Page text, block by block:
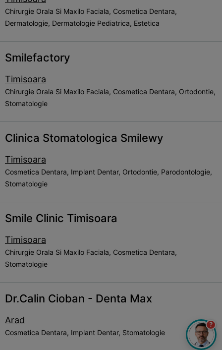
Chirurgie Orala Si Maxilo Faciala, Cosmetica Dentara,
Dermatologie, Dermatologie Pediatrica, Estetica
Smilefactory
Timisoara
Chirurgie Orala Si Maxilo Faciala, Cosmetica Dentara, Ortodontie,
Stomatologie
Clinica Stomatologica Smilewy
Timisoara
Cosmetica Dentara, Implant Dentar, Ortodontie, Parodontologie,
Stomatologie
Smile Clinic Timisoara
Timisoara
Chirurgie Orala Si Maxilo Faciala, Cosmetica Dentara,
Stomatologie
Dr.Calin Cioban - Denta Max
Arad
Cosmetica Dentara, Implant Dentar, Stomatologie
?